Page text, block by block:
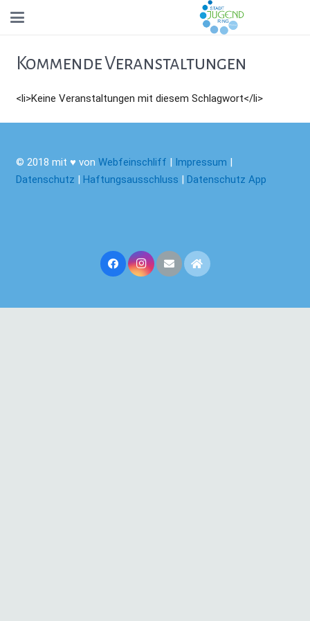
Kommende Veranstaltungen
<li>Keine Veranstaltungen mit diesem Schlagwort</li>
© 2018 mit ♥ von Webfeinschliff | Impressum |
Datenschutz | Haftungsausschluss | Datenschutz App